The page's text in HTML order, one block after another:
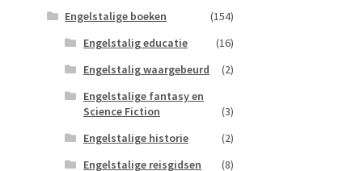
Engelstalige boeken
(154)
Engelstalig educatie
(16)
Engelstalig waargebeurd
(2)
Engelstalige fantasy en
Science Fiction
(3)
Engelstalige historie
(2)
Engelstalige reisgidsen
(8)